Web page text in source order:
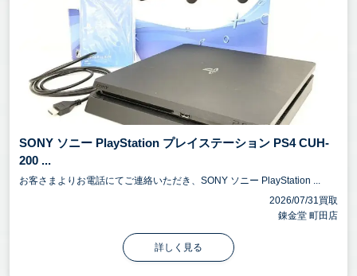
SONY ソニー PlayStation プレイステーション PS4 CUH-
200 ...
お客さまよりお電話にてご連絡いただき、SONY ソニー PlayStation ...
2026/07/31買取
錬金堂 町田店
詳しく見る